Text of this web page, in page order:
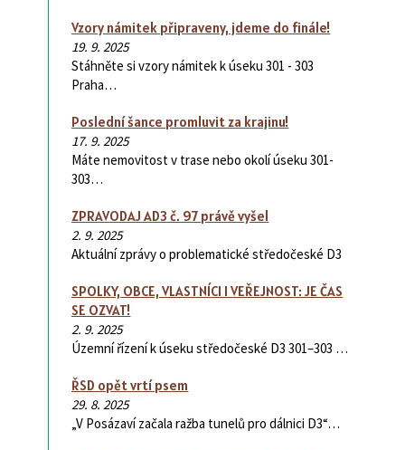
Vzory námitek připraveny, jdeme do finále!
19. 9. 2025
Stáhněte si vzory námitek k úseku 301 - 303
Praha…
Poslední šance promluvit za krajinu!
17. 9. 2025
Máte nemovitost v trase nebo okolí úseku 301-
303…
ZPRAVODAJ AD3 č. 97 právě vyšel
2. 9. 2025
Aktuální zprávy o problematické středočeské D3
SPOLKY, OBCE, VLASTNÍCI I VEŘEJNOST: JE ČAS
SE OZVAT!
2. 9. 2025
Územní řízení k úseku středočeské D3 301–303 …
ŘSD opět vrtí psem
29. 8. 2025
„V Posázaví začala ražba tunelů pro dálnici D3“…